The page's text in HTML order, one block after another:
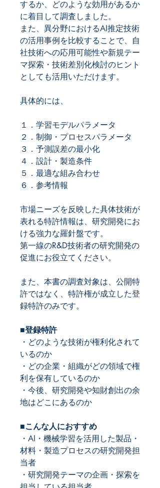
するか、どのような効用があるか
に着目して調査しました。
また、異分野におけるAI推定技術
の活用事例を比較することで、自
社技術への応用可能性や新規テー
マ探索・技術差別化検討のヒント
としても活用いただけます。
具体的には、
１．学習モデルパラメータ
２．制御・プロセスパラメータ
３．予測誤差の最小化
４．設計・製造条件
５．最適な組み合わせ
６．参考情報
市場ニーズを反映した具体技術が
表れる特許情報は、研究開発にお
ける強力な羅針盤です。
第一線のR&D技術者の研究開発の
促進にお役立てください。
また、本書の調査対象は、公開特
許ではなく、特許権が成立した登
録特許のみです。
■登録特許
・どのような技術が権利化されて
いるのか
・どの企業・組織がどの領域で権
利を保有しているのか
・今後、研究開発や知財創出の余
地はどこにあるのか
■こんな人におすすめ
・ AI ・機械学習を活用した製品・
材料・製造プロセスの研究開発担
当者
・研究開発テーマの企画・探索を